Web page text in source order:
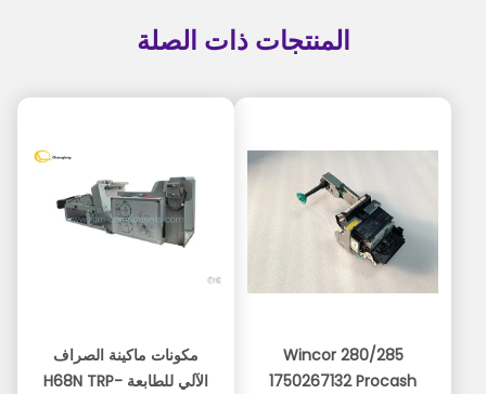
المنتجات ذات الصلة
Wincor 280/285
1750267132 Procash
مكونات ماكينة الصراف
الآلي للطابعة H68N TRP-